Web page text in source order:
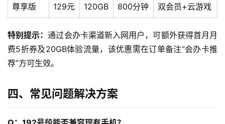
宽
带
随
身
W
F
尊享版 129元 120GB 800分钟 双会员+云游戏
特别提示：通过会办卡渠道新入网用户，可额外获得首月月
费5折券及20GB体验流量，该优惠需在订单备注”会办卡推
荐”方可生效。
四、常见问题解决方案